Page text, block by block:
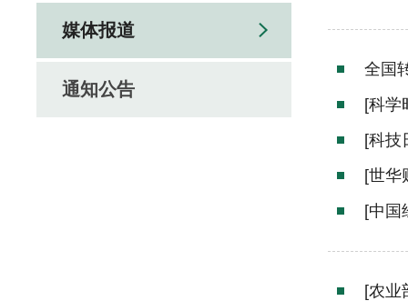
媒体报道
通知公告
全国
[科学
[科技
[世华
[中国
[农业